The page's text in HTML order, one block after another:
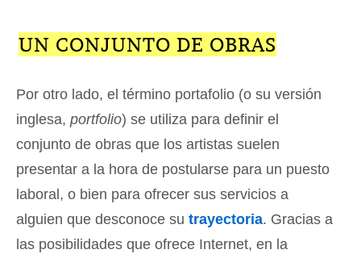
UN CONJUNTO DE OBRAS
Por otro lado, el término portafolio (o su versión
inglesa, portfolio) se utiliza para definir el
conjunto de obras que los artistas suelen
presentar a la hora de postularse para un puesto
laboral, o bien para ofrecer sus servicios a
alguien que desconoce su trayectoria. Gracias a
las posibilidades que ofrece Internet, en la